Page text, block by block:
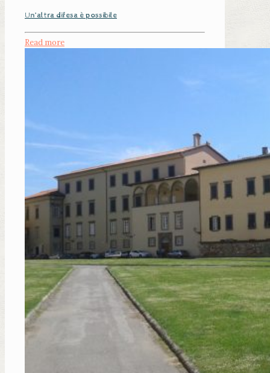
Un’altra difesa è possibile
Read more